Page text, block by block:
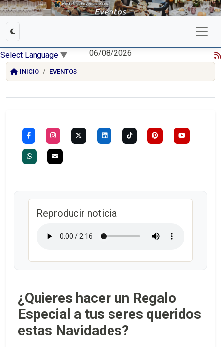
Select Language ▼ 06/08/2026
INICIO EVENTOS
Reproducir noticia
¿Quieres hacer un Regalo
Especial a tus seres queridos
estas Navidades?